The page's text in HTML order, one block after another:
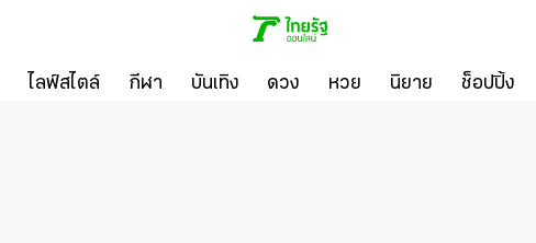
ไลฟ์สไตล์ กีฬา บันเทิง ดวง หวย นิยาย ช็อปปิ้ง